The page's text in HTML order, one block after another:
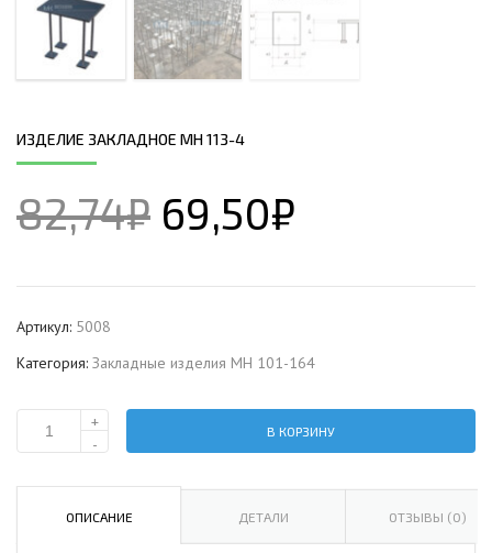
ИЗДЕЛИЕ ЗАКЛАДНОЕ МН 113-4
82,74₽ 69,50₽
Артикул: 5008
Категория: Закладные изделия МН 101-164
Количество
закладное
+
-
В КОРЗИНУ
ОПИСАНИЕ ДЕТАЛИ ОТЗЫВЫ (0)